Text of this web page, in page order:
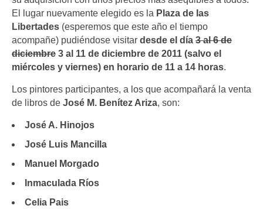
El lugar nuevamente elegido es la Plaza de las
Libertades (esperemos que este año el tiempo
acompañe) pudiéndose visitar desde el día 3 al 6 de
diciembre 3 al 11 de diciembre de 2011 (salvo el
miércoles y viernes) en horario de 11 a 14 horas.
Los pintores participantes, a los que acompañará la venta
de libros de José M. Benítez Ariza, son:
José A. Hinojos
José Luis Mancilla
Manuel Morgado
Inmaculada Ríos
Celia Pais